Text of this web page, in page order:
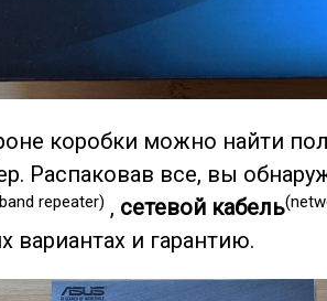
коробки можно найти
Распаковав все, вы
repeater) , сетевой кабель
вариантах и ​​гарантию.